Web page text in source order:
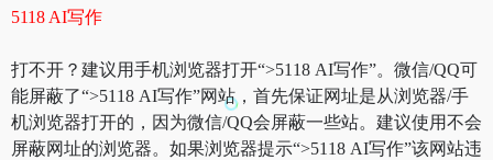
5118 AI写作
打不开？建议用手机浏览器打开“>5118 AI写作”。微信/QQ可
能屏蔽了“>5118 AI写作”网站，首先保证网址是从浏览器/手
机浏览器打开的，因为微信/QQ会屏蔽一些站。建议使用不会
屏蔽网址的浏览器。如果浏览器提示“>5118 AI写作”该网站违